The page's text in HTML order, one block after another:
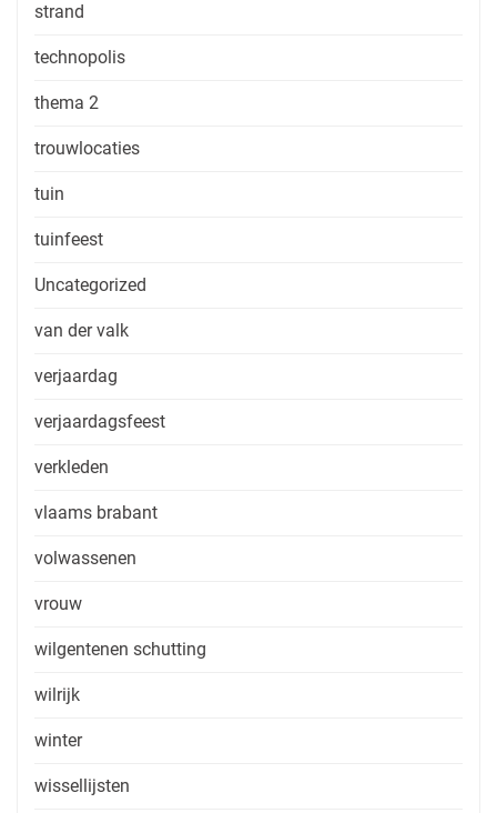
strand
technopolis
thema 2
trouwlocaties
tuin
tuinfeest
Uncategorized
van der valk
verjaardag
verjaardagsfeest
verkleden
vlaams brabant
volwassenen
vrouw
wilgentenen schutting
wilrijk
winter
wissellijsten